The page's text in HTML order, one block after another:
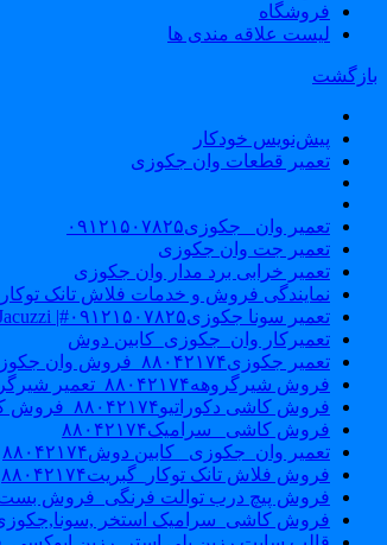
فروشگاه
لیست علاقه مندی ها
بازگشت
پیش‌نویس خودکار
تعمیر قطعات وان جکوزی
تعمیر وان _جکوزی۰۹۱۲۱۵۰۷۸۲۵
تعمیر جت وان جکوزی
تعمیر خرابی برد مدار وان جکوزی
نمایندگی فروش و خدمات فلاش تانک توکار
تعمیر سونا جکوزی۰۹۱۲۱۵۰۷۸۲۵#| Sauna | Jacuzzi
تعمیرکار وان_جکوزی_کابین دوش
تعمیر جکوزی۸۸۰۴۲۱۷۴_فروش وان جکوزی
فروش شیرگروهه۸۸۰۴۲۱۷۴_تعمیر شیرگروهه
فروش کاشی دکوراتیو۸۸۰۴۲۱۷۴_فروش کاشی بین کابینتی
فروش کاشی _سرامیک۸۸۰۴۲۱۷۴
تعمیر وان_جکوزی_ کابین دوش۸۸۰۴۲۱۷۴
فروش فلاش تانک توکار_گبریت۸۸۰۴۲۱۷۴
فروش پیچ درب توالت فرنگی_فروش بست درب
فروش کاشی_سرامیک استخر